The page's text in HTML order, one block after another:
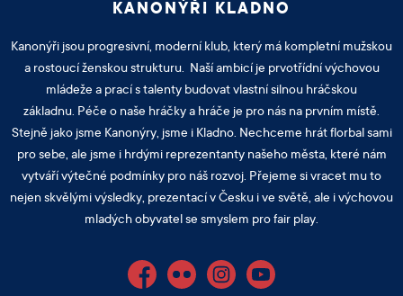
KANONÝŘI KLADNO
Kanonýři jsou progresivní, moderní klub, který má kompletní mužskou
a rostoucí ženskou strukturu. Naší ambicí je prvotřídní výchovou
mládeže a prací s talenty budovat vlastní silnou hráčskou
základnu. Péče o naše hráčky a hráče je pro nás na prvním místě.
Stejně jako jsme Kanonýry, jsme i Kladno. Nechceme hrát florbal sami
pro sebe, ale jsme i hrdými reprezentanty našeho města, které nám
vytváří výtečné podmínky pro náš rozvoj. Přejeme si vracet mu to
nejen skvělými výsledky, prezentací v Česku i ve světě, ale i výchovou
mladých obyvatel se smyslem pro fair play.
FacebookFlickr InstagramYouTube